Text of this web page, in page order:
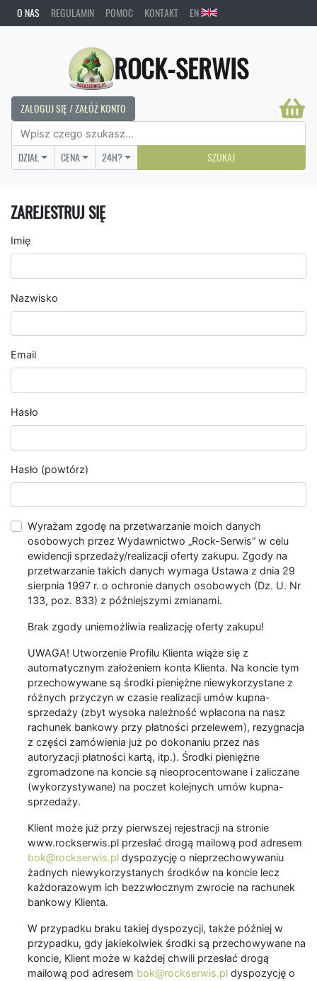
O NAS REGULAMIN POMOC KONTAKT EN
ROCK-SERWIS
ZALOGUJ SIĘ / ZAŁÓŻ KONTO
DZIAŁ CENA 24H? SZUKAJ
ZAREJESTRUJ SIĘ
Imię
Nazwisko
Email
Hasło
Hasło (powtórz)
Wyrażam zgodę na przetwarzanie moich danych
osobowych przez Wydawnictwo „Rock-Serwis” w celu
ewidencji sprzedaży/realizacji oferty zakupu. Zgody na
przetwarzanie takich danych wymaga Ustawa z dnia 29
sierpnia 1997 r. o ochronie danych osobowych (Dz. U. Nr
133, poz. 833) z późniejszymi zmianami.
Brak zgody uniemożliwia realizację oferty zakupu!
UWAGA! Utworzenie Profilu Klienta wiąże się z
automatycznym założeniem konta Klienta. Na koncie tym
przechowywane są środki pieniężne niewykorzystane z
różnych przyczyn w czasie realizacji umów kupna-
sprzedaży (zbyt wysoka należność wpłacona na nasz
rachunek bankowy przy płatności przelewem), rezygnacja
z części zamówienia już po dokonaniu przez nas
autoryzacji płatności kartą, itp.). Środki pieniężne
zgromadzone na koncie są nieoprocentowane i zaliczane
(wykorzystywane) na poczet kolejnych umów kupna-
sprzedaży.
Klient może już przy pierwszej rejestracji na stronie
www.rockserwis.pl przesłać drogą mailową pod adresem
bok@rockserwis.pl dyspozycję o nieprzechowywaniu
żadnych niewykorzystanych środków na koncie lecz
każdorazowym ich bezzwłocznym zwrocie na rachunek
bankowy Klienta.
W przypadku braku takiej dyspozycji, także później w
przypadku, gdy jakiekolwiek środki są przechowywane na
koncie, Klient może w każdej chwili przesłać drogą
mailową pod adresem bok@rockserwis.pl dyspozycję o